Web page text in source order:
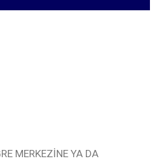
MERKEZİNE YA DA